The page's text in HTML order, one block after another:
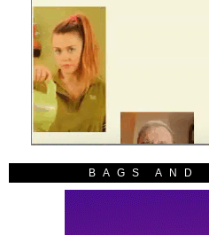
BAGS AND